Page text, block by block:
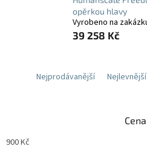
opěrkou hlavy
Vyrobeno na
39 258 Kč
Nejprodávanější Nejlevnější
Cena
900Kč